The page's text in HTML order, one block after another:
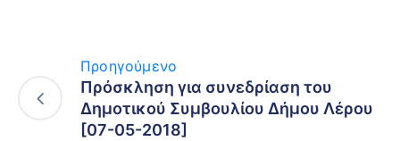
Προηγούμενο
Πρόσκληση για συνεδρίαση του
Δημοτικού Συμβουλίου Δήμου Λέρου
[07-05-2018]